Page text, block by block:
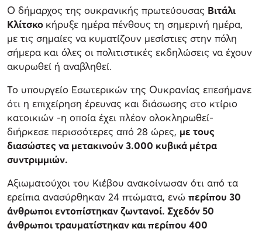
Ο δήμαρχος της ουκρανικής πρωτεύουσας Βιτάλι
Κλίτσκο κήρυξε ημέρα πένθους τη σημερινή ημέρα,
με τις σημαίες να κυματίζουν μεσίστιες στην πόλη
σήμερα και όλες οι πολιτιστικές εκδηλώσεις να έχουν
ακυρωθεί ή αναβληθεί.
Το υπουργείο Εσωτερικών της Ουκρανίας επεσήμανε
ότι η επιχείρηση έρευνας και διάσωσης στο κτίριο
κατοικιών -η οποία έχει πλέον ολοκληρωθεί-
διήρκεσε περισσότερες από 28 ώρες, με τους
διασώστες να μετακινούν 3.000 κυβικά μέτρα
συντριμμιών.
Αξιωματούχοι του Κιέβου ανακοίνωσαν ότι από τα
ερείπια ανασύρθηκαν 24 πτώματα, ενώ περίπου 30
άνθρωποι εντοπίστηκαν ζωντανοί. Σχεδόν 50
άνθρωποι τραυματίστηκαν και περίπου 400